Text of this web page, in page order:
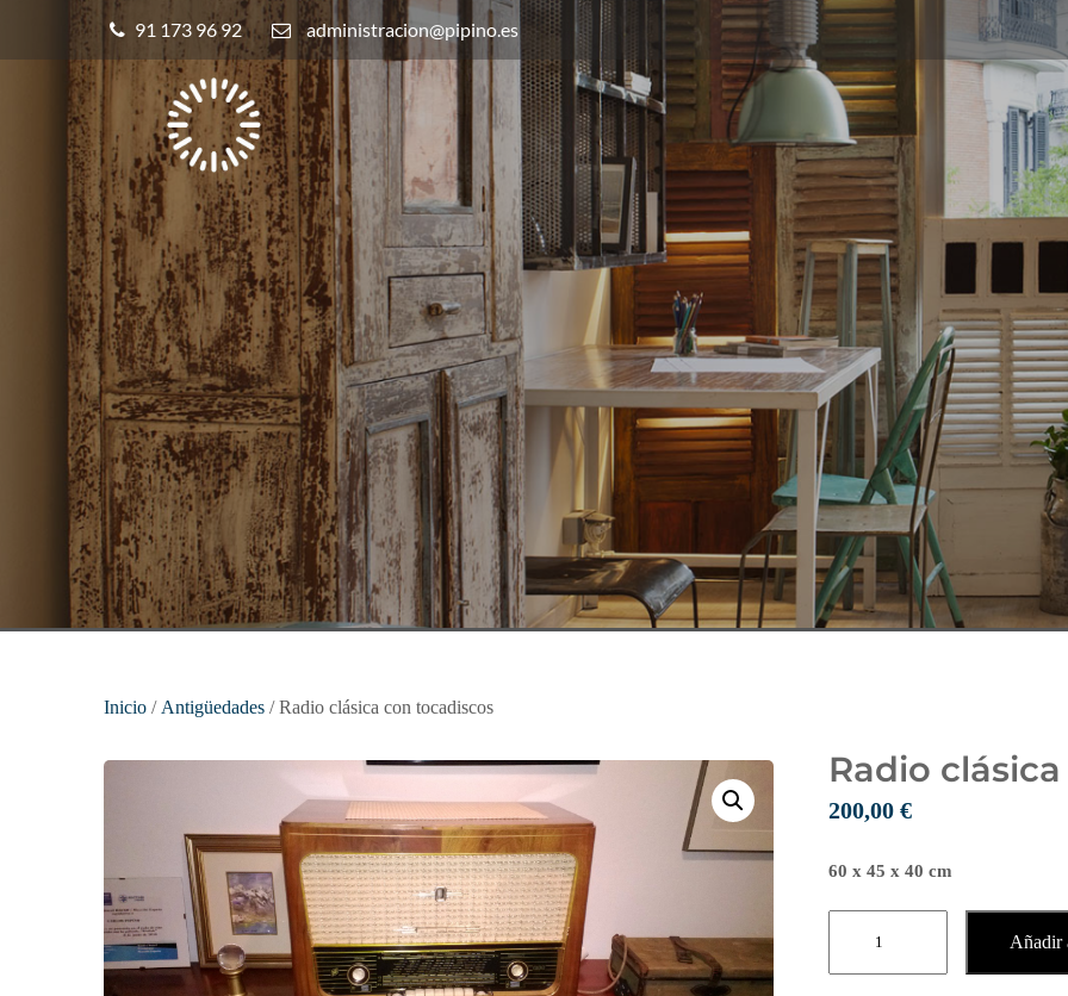
91 173 96 92 administracion@pipino.es
Inicio / Antigüedades / Radio clásica con tocadiscos
Radio
200,00€
60 x 45 x 40 cm
Añadir